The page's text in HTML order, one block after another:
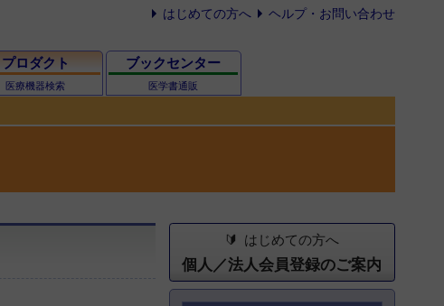
はじめての方へ ヘルプ・お問い合わせ
プロダクト
医療機器検索
ブックセンター
医学書通販
はじめての方へ
個人／法人会員登録のご案内